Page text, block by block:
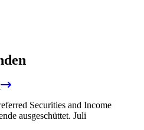
Securities and Income
ausgeschüttet. Juli